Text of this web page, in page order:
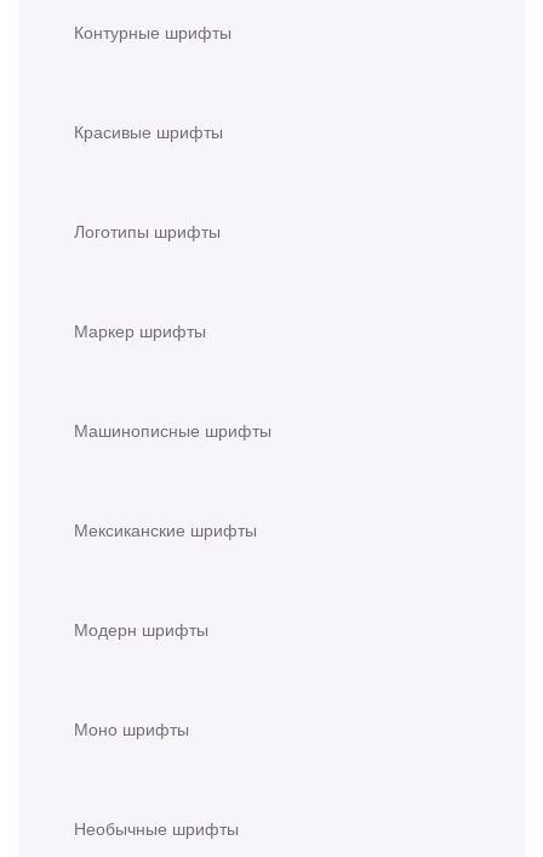
Контурные шрифты
Красивые шрифты
Логотипы шрифты
Маркер шрифты
Машинописные шрифты
Мексиканские шрифты
Модерн шрифты
Моно шрифты
Необычные шрифты